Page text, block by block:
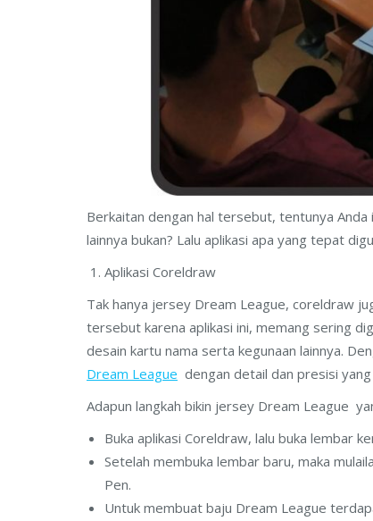
Berkaitan dengan hal tersebut, tentunya
lainnya bukan? Lalu aplikasi apa yang tepat
Aplikasi Coreldraw
Tak hanya jersey Dream League, coreldraw
tersebut karena aplikasi ini, memang sering
desain kartu nama serta kegunaan lainnya.
Dream League dengan detail dan presisi
Adapun langkah bikin jersey Dream League
Buka aplikasi Coreldraw, lalu buka lembar
Setelah membuka lembar baru, maka
Pen.
Untuk membuat baju Dream League